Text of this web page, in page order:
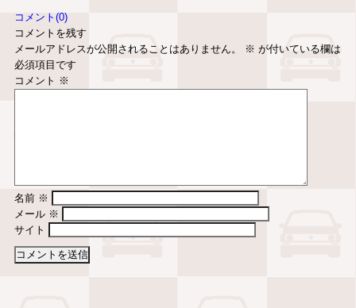
コメント(0)
コメントを残す
メールアドレスが公開されることはありません。
※ が付いている欄は
必須項目です
コメント ※
名前 ※
メール ※
サイト